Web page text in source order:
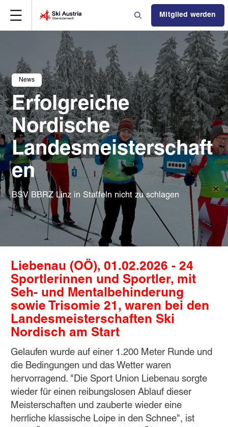
Mitglied werden
News
Erfolgreiche
Nordische
Landesmeisterschaft
en
BSV BBRZ Linz in Staffeln nicht zu schlagen
Liebenau (OÖ), 01.02.2026 - 24
Sportlerinnen und Sportler, mit
Seh- und Mentalbehinderung
sowie Trisomie 21, waren bei den
Landesmeisterschaften Ski
Nordisch am Start
Gelaufen wurde auf einer 1.200 Meter Runde und
die Bedingungen und das Wetter waren
hervorragend. "Die Sport Union Liebenau sorgte
wieder für einen reibungslosen Ablauf dieser
Meisterschaften und zauberte wieder eine
herrliche klassische Loipe in den Schnee", ist